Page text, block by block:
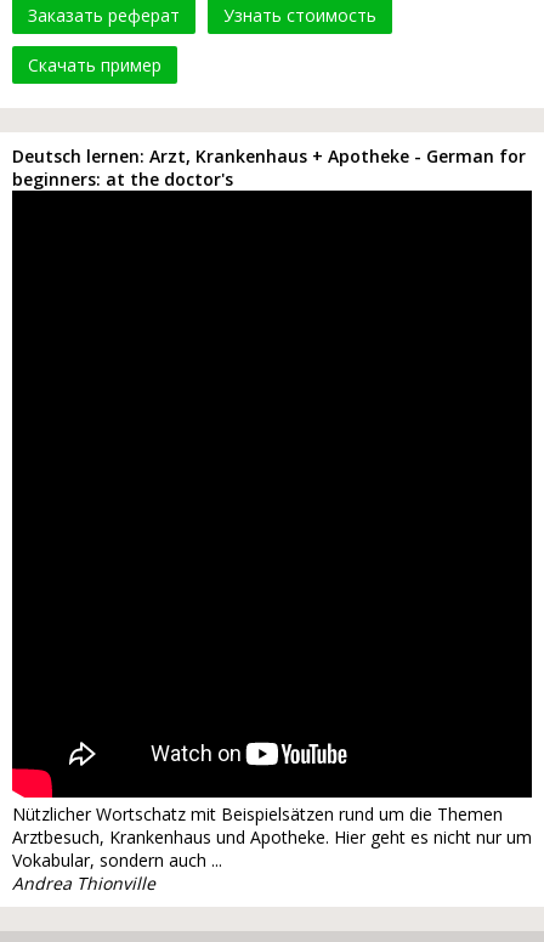
Заказать реферат Узнать стоимость
Скачать пример
Deutsch lernen: Arzt, Krankenhaus + Apotheke - German for
beginners: at the doctor's
Nützlicher Wortschatz mit Beispielsätzen rund um die Themen
Arztbesuch, Krankenhaus und Apotheke. Hier geht es nicht nur um
Vokabular, sondern auch ...
Andrea Thionville